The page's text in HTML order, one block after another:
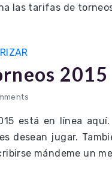
las tarifas de
2015
está en línea
desean jugar.
mándeme un